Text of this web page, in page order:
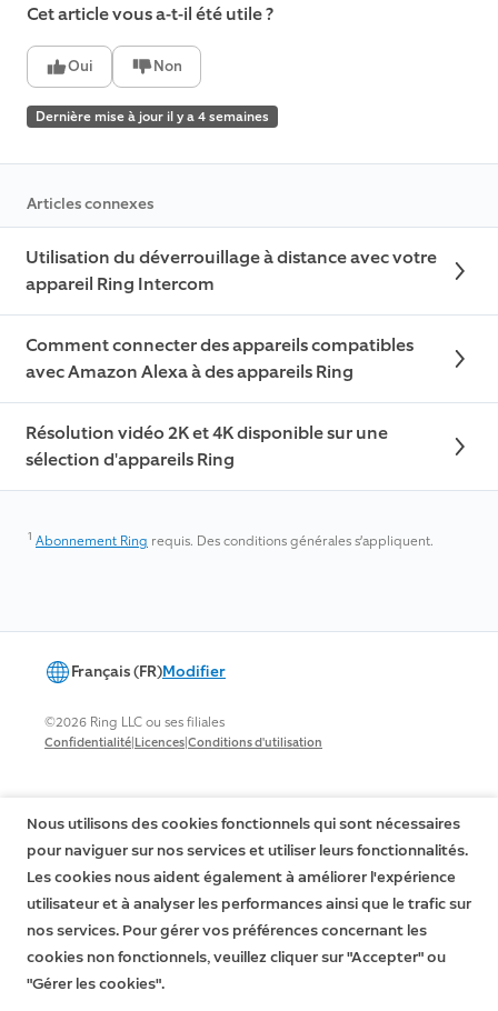
Cet article vous a-t-il été utile ?
Oui Non
Dernière mise à jour il y a 4 semaines
Articles connexes
Utilisation du déverrouillage à distance avec votre
appareil Ring Intercom
Comment connecter des appareils compatibles
avec Amazon Alexa à des appareils Ring
Résolution vidéo 2K et 4K disponible sur une
sélection d'appareils Ring
1 Abonnement Ring requis. Des conditions générales s’appliquent.
Français (FR)Modifier
©2026 Ring LLC ou ses filiales
Confidentialité|Licences|Conditions d'utilisation
Nous utilisons des cookies fonctionnels qui sont nécessaires
pour naviguer sur nos services et utiliser leurs fonctionnalités.
Les cookies nous aident également à améliorer l'expérience
utilisateur et à analyser les performances ainsi que le trafic sur
nos services. Pour gérer vos préférences concernant les
cookies non fonctionnels, veuillez cliquer sur "Accepter" ou
"Gérer les cookies".